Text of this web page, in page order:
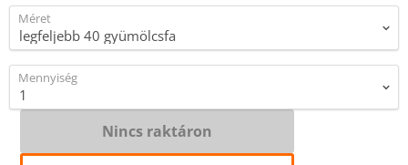
Méret
Mennyiség
Nincs raktáron